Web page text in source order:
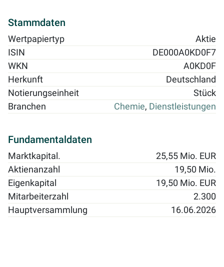
Stammdaten
Wertpapiertyp
Aktie
ISIN
DE000A0KD0F7
WKN
A0KD0F
Herkunft
Deutschland
Notierungseinheit
Stück
Branchen
Chemie, Dienstleistungen
Fundamentaldaten
Marktkapital.
25,55 Mio. EUR
Aktienanzahl
19,50 Mio.
Eigenkapital
19,50 Mio. EUR
Mitarbeiterzahl
2.300
Hauptversammlung
16.06.2026